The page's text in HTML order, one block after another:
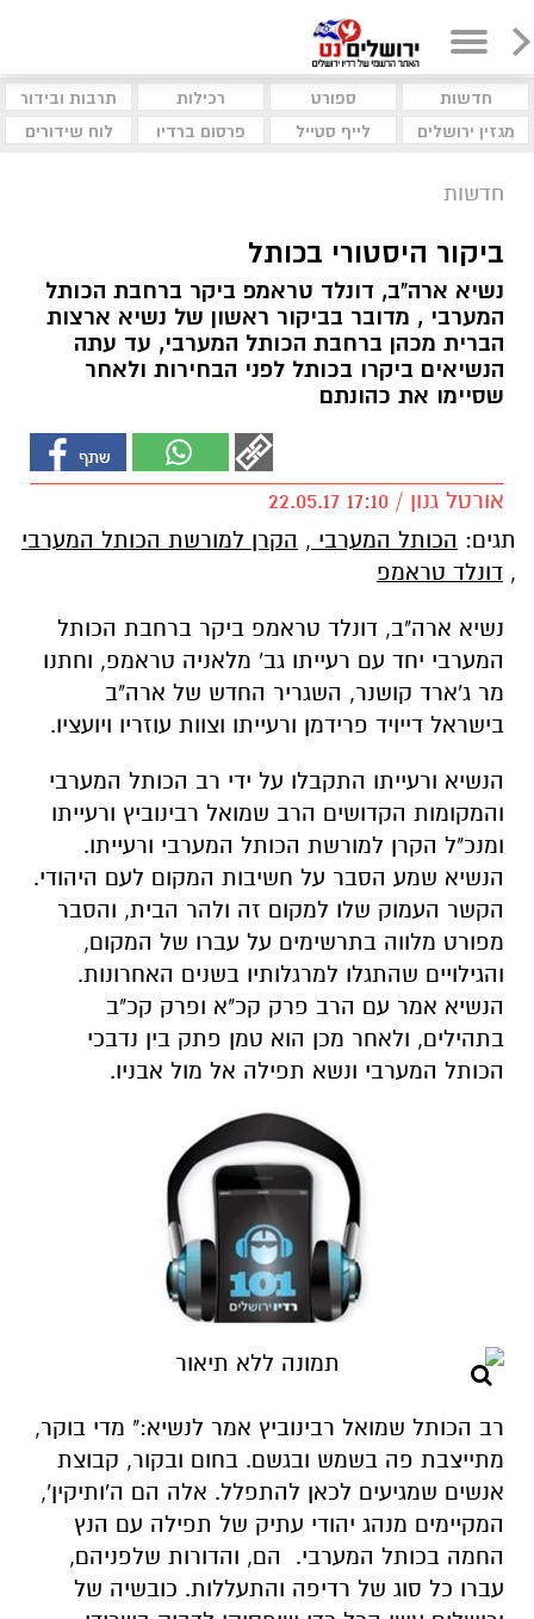
חדשות ספורט רכילות
תרבות ובידור
מגזין ירושלים
לייף סטייל פרסום ברדיו לוח שידורים
חדשות
ביקור היסטורי בכותל
נשיא ארה"ב, דונלד טראמפ ביקר ברחבת הכותל
המערבי , מדובר בביקור ראשון של נשיא ארצות
הברית מכהן ברחבת הכותל המערבי, עד עתה
הנשיאים ביקרו בכותל לפני הבחירות ולאחר
שסיימו את כהונתם
אורטל גנון / 17:10 22.05.17
תגים: הכותל המערבי , הקרן למורשת הכותל המערבי
, דונלד טראמפ
נשיא ארה"ב, דונלד טראמפ ביקר ברחבת הכותל
המערבי יחד עם רעייתו גב' מלאניה טראמפ, וחתנו
מר ג'ארד קושנר, השגריר החדש של ארה"ב
בישראל דייויד פרידמן ורעייתו וצוות עוזריו ויועציו.
הנשיא ורעייתו התקבלו על ידי רב הכותל המערבי
והמקומות הקדושים הרב שמואל רבינוביץ ורעייתו
ומנכ"ל הקרן למורשת הכותל המערבי ורעייתו.
הנשיא שמע הסבר על חשיבות המקום לעם היהודי.
הקשר העמוק שלו למקום זה ולהר הבית, והסבר
מפורט מלווה בתרשימים על עברו של המקום,
והגילויים שהתגלו למרגלותיו בשנים האחרונות.
הנשיא אמר עם הרב פרק קכ"א ופרק קכ"ב
בתהילים, ולאחר מכן הוא טמן פתק בין נדבכי
הכותל המערבי ונשא תפילה אל מול אבניו.
רב הכותל שמואל רבינוביץ אמר לנשיא:" מדי בוקר,
מתייצבת פה בשמש ובגשם. בחום ובקור, קבוצת
אנשים שמגיעים לכאן להתפלל. אלה הם ה'ותיקין',
המקיימים מנהג יהודי עתיק של תפילה עם הנץ
החמה בכותל המערבי. הם, והדורות שלפניהם,
עברו כל סוג של רדיפה והתעללות. כובשיה של